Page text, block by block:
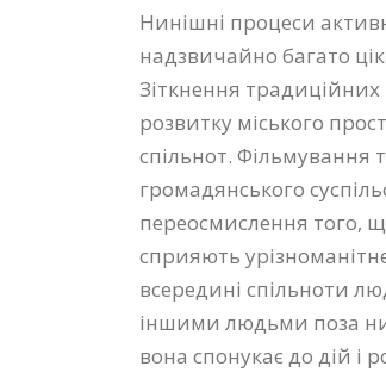
Нинішні процеси
надзвичайно багато
Зіткнення традиційних
розвитку міського
спільнот. Фільмування
громадянського
переосмислення того,
сприяють
всередині спільноти
іншими людьми поза
вона спонукає до дій і